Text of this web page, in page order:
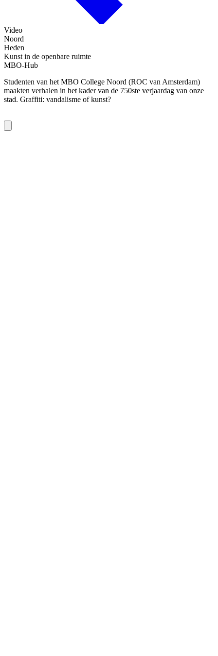
Video
Noord
Heden
Kunst in de openbare ruimte
MBO-Hub
Studenten van het MBO College Noord (ROC van Amsterdam)
maakten verhalen in het kader van de 750ste verjaardag van onze
stad. Graffiti: vandalisme of kunst?